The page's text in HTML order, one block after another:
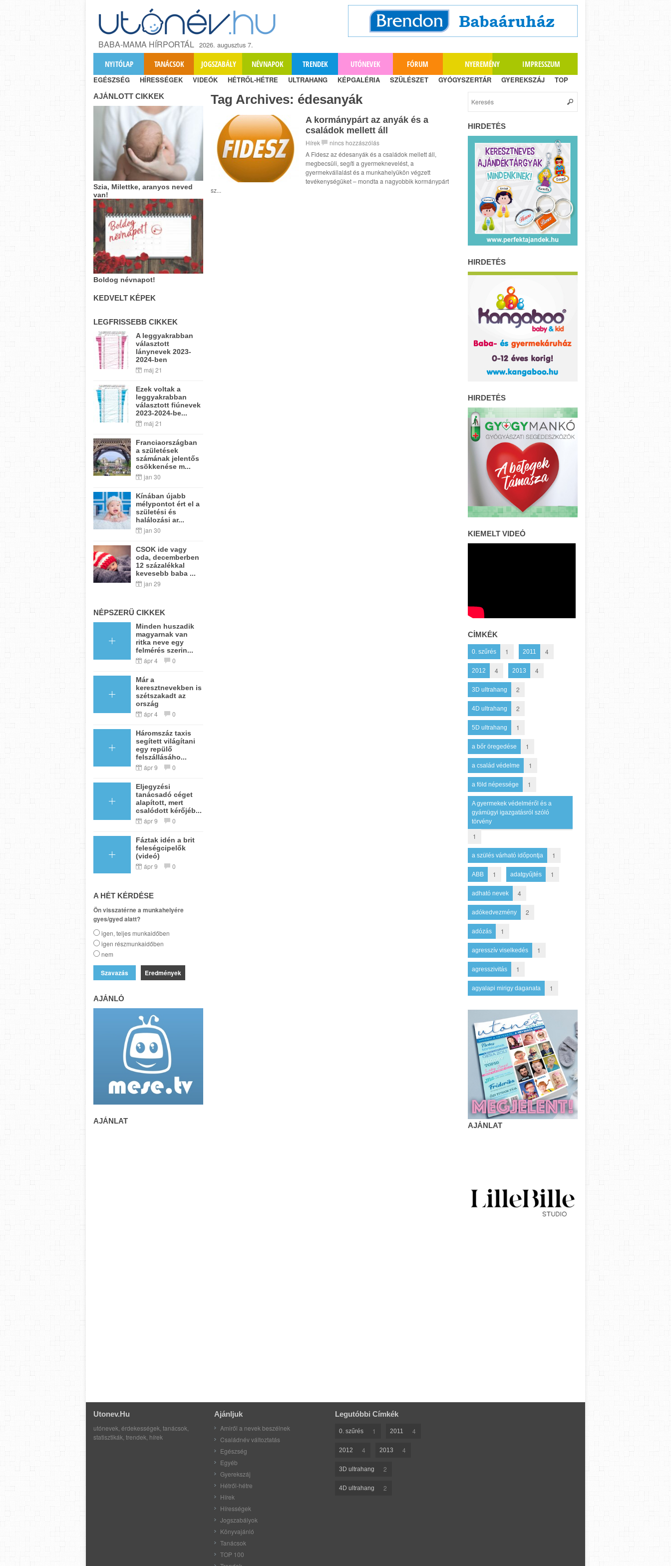
BABA-MAMA HÍRPORTÁL 2026. augusztus 7.
NYITÓLAP TANÁCSOK JOGSZABÁLY NÉVNAPOK TRENDEK UTÓNEVEK FÓRUM NYEREMÉNY IMPRESSZUM
EGÉSZSÉG HÍRESSÉGEK VIDEÓK HÉTRŐL-HÉTRE ULTRAHANG KÉPGALÉRIA SZÜLÉSZET GYÓGYSZERTÁR GYEREKSZÁJ TOP
Tag Archives: édesanyák
A kormánypárt az anyák és a
családok mellett áll
Hírek
nincs hozzászólás
A Fidesz az édesanyák és a családok mellett áll,
megbecsüli, segíti a gyermeknevelést, a
gyermekvállalást és a munkahelyükön végzett
tevékenységüket – mondta a nagyobbik kormánypárt
sz...
AJÁNLOTT CIKKEK
Szia, Milettke, aranyos neved
van!
Boldog névnapot!
KEDVELT KÉPEK
LEGFRISSEBB CIKKEK
A leggyakrabban
választott
lánynevek 2023-
2024-ben
máj 21
Ezek voltak a
leggyakrabban
választott fiúnevek
2023-2024-be...
máj 21
Franciaországban
a születések
számának jelentős
csökkenése m...
jan 30
Kínában újabb
mélypontot ért el a
születési és
halálozási ar...
jan 30
CSOK ide vagy
oda, decemberben
12 százalékkal
kevesebb baba ...
jan 29
NÉPSZERŰ CIKKEK
Minden huszadik
magyarnak van
ritka neve egy
felmérés szerin...
ápr 4 0
Már a
keresztnevekben is
szétszakadt az
ország
ápr 4 0
Háromszáz taxis
segített világítani
egy repülő
felszállásáho...
ápr 9 0
Eljegyzési
tanácsadó céget
alapított, mert
csalódott kérőjéb...
ápr 9 0
Fáztak idén a brit
feleségcipelők
(videó)
ápr 9 0
A HÉT KÉRDÉSE
Ön visszatérne a munkahelyére
gyes/gyed alatt?
igen, teljes munkaidőben
igen részmunkaidőben
nem
Eredmények
AJÁNLÓ
AJÁNLAT
HIRDETÉS
HIRDETÉS
HIRDETÉS
KIEMELT VIDEÓ
CÍMKÉK
0. szűrés 1 2011 4
2012 4 2013 4
3D ultrahang 2
4D ultrahang 2
5D ultrahang 1
a bőr öregedése 1
a család védelme 1
a föld népessége 1
A gyermekek védelméről és a
gyámügyi igazgatásról szóló
törvény
1
a szülés várható időpontja 1
ABB 1 adatgyűjtés 1
adható nevek 4
adókedvezmény 2
adózás 1
agresszív viselkedés 1
agresszivitás 1
agyalapi mirigy daganata 1
AJÁNLAT
Utonev.hu
utónevek, érdekességek, tanácsok,
statisztikák, trendek, hírek
Ajánljuk
Amiről a nevek beszélnek
Családnév változtatás
Egészség
Egyéb
Gyerekszáj
Hétről-hétre
Hírek
Hírességek
Jogszabályok
Könyvajánló
Tanácsok
TOP 100
Legutóbbi Címkék
0. szűrés 1 2011 4
2012 4 2013 4
3D ultrahang 2
4D ultrahang 2